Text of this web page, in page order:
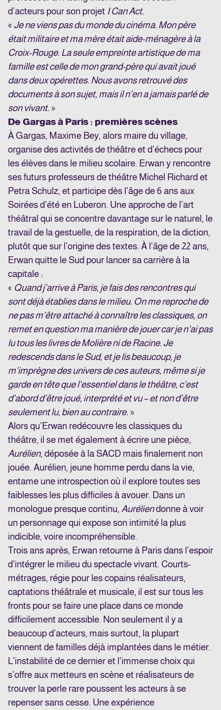
d’acteurs pour son projet I Can Act.
« Je ne viens pas du monde du cinéma. Mon père
était militaire et ma mère était aide-ménagère à la
Croix-Rouge. La seule empreinte artistique de ma
famille est celle de mon grand-père qui avait joué
dans deux opérettes. Nous avons retrouvé des
documents à son sujet, mais il n’en a jamais parlé de
son vivant. »
De Gargas à Paris : premières scènes
À Gargas, Maxime Bey, alors maire du village,
organise des activités de théâtre et d’échecs pour
les élèves dans le milieu scolaire. Erwan y rencontre
ses futurs professeurs de théâtre Michel Richard et
Petra Schulz, et participe dès l’âge de 6 ans aux
Soirées d’été en Luberon. Une approche de l’art
théâtral qui se concentre davantage sur le naturel, le
travail de la gestuelle, de la respiration, de la diction,
plutôt que sur l’origine des textes. À l’âge de 22 ans,
Erwan quitte le Sud pour lancer sa carrière à la
capitale :
« Quand j’arrive à Paris, je fais des rencontres qui
sont déjà établies dans le milieu. On me reproche de
ne pas m’être attaché à connaître les classiques, on
remet en question ma manière de jouer car je n’ai pas
lu tous les livres de Molière ni de Racine. Je
redescends dans le Sud, et je lis beaucoup, je
m’imprègne des univers de ces auteurs, même si je
garde en tête que l’essentiel dans le théâtre, c’est
d’abord d’être joué, interprété et vu – et non d’être
seulement lu, bien au contraire. »
Alors qu’Erwan redécouvre les classiques du
théâtre, il se met également à écrire une pièce,
Aurélien, déposée à la SACD mais finalement non
jouée. Aurélien, jeune homme perdu dans la vie,
entame une introspection où il explore toutes ses
faiblesses les plus difficiles à avouer. Dans un
monologue presque continu, Auréliendonne à voir
un personnage qui expose son intimité la plus
indicible, voire incompréhensible.
Trois ans après, Erwan retourne à Paris dans l’espoir
d’intégrer le milieu du spectacle vivant. Courts-
métrages, régie pour les copains réalisateurs,
captations théâtrale et musicale, il est sur tous les
fronts pour se faire une place dans ce monde
difficilement accessible. Non seulement il y a
beaucoup d’acteurs, mais surtout, la plupart
viennent de familles déjà implantées dans le métier.
L’instabilité de ce dernier et l’immense choix qui
s’offre aux metteurs en scène et réalisateurs de
trouver la perle rare poussent les acteurs à se
repenser sans cesse. Une expérience